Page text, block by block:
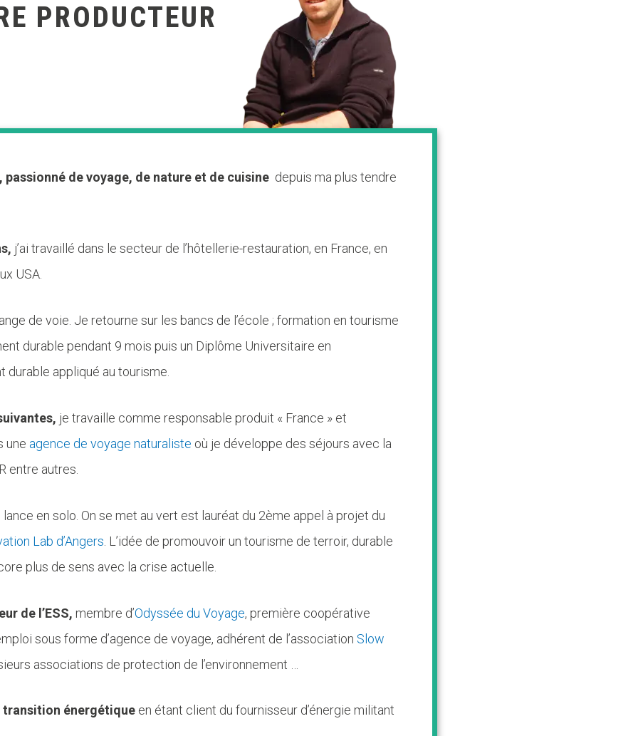
PRODUCTEUR
passionné de voyage, de nature et de cuisine depuis ma plus tendre
j’ai travaillé dans le secteur de l’hôtellerie-restauration, en France, en
USA.
de voie. Je retourne sur les bancs de l’école ; formation en tourisme
durable pendant 9 mois puis un Diplôme Universitaire en
durable appliqué au tourisme.
je travaille comme responsable produit « France » et
une agence de voyage naturaliste où je développe des séjours avec la
entre autres.
lance en solo. On se met au vert est lauréat du 2ème appel à projet du
Lab d’Angers . L’idée de promouvoir un tourisme de terroir, durable
plus de sens avec la crise actuelle.
de l’ESS, membre d’Odyssée du Voyage, première coopérative
sous forme d’agence de voyage, adhérent de l’association Slow
associations de protection de l’environnement …
transition énergétique en étant client du fournisseur d’énergie militant